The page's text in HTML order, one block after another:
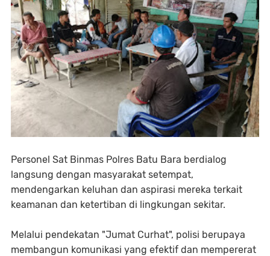
Personel Sat Binmas Polres Batu Bara berdialog
langsung dengan masyarakat setempat,
mendengarkan keluhan dan aspirasi mereka terkait
keamanan dan ketertiban di lingkungan sekitar.
Melalui pendekatan "Jumat Curhat", polisi berupaya
membangun komunikasi yang efektif dan mempererat